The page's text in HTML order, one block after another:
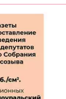
губернатора и
Свердловской
области Сергей
Никонов и
управляющий
ей Северного
управленческо